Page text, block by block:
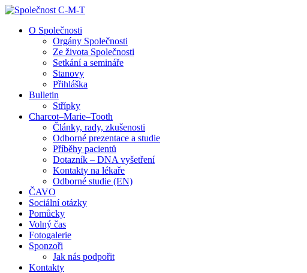
↓
O Společnosti
Orgány Společnosti
Ze života Společnosti
Setkání a semináře
Stanovy
Přihláška
Bulletin
Střípky
Charcot–Marie–Tooth
Články, rady, zkušenosti
Odborné prezentace a studie
Příběhy pacientů
Dotazník – DNA vyšetření
Kontakty na lékaře
Odborné studie (EN)
ČAVO
Sociální otázky
Pomůcky
Volný čas
Fotogalerie
Sponzoři
Jak nás podpořit
Kontakty